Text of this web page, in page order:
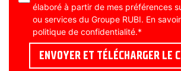
élaboré à partir de mes préférences
ou services du Groupe RUBI. En
politique de confidentialité.*